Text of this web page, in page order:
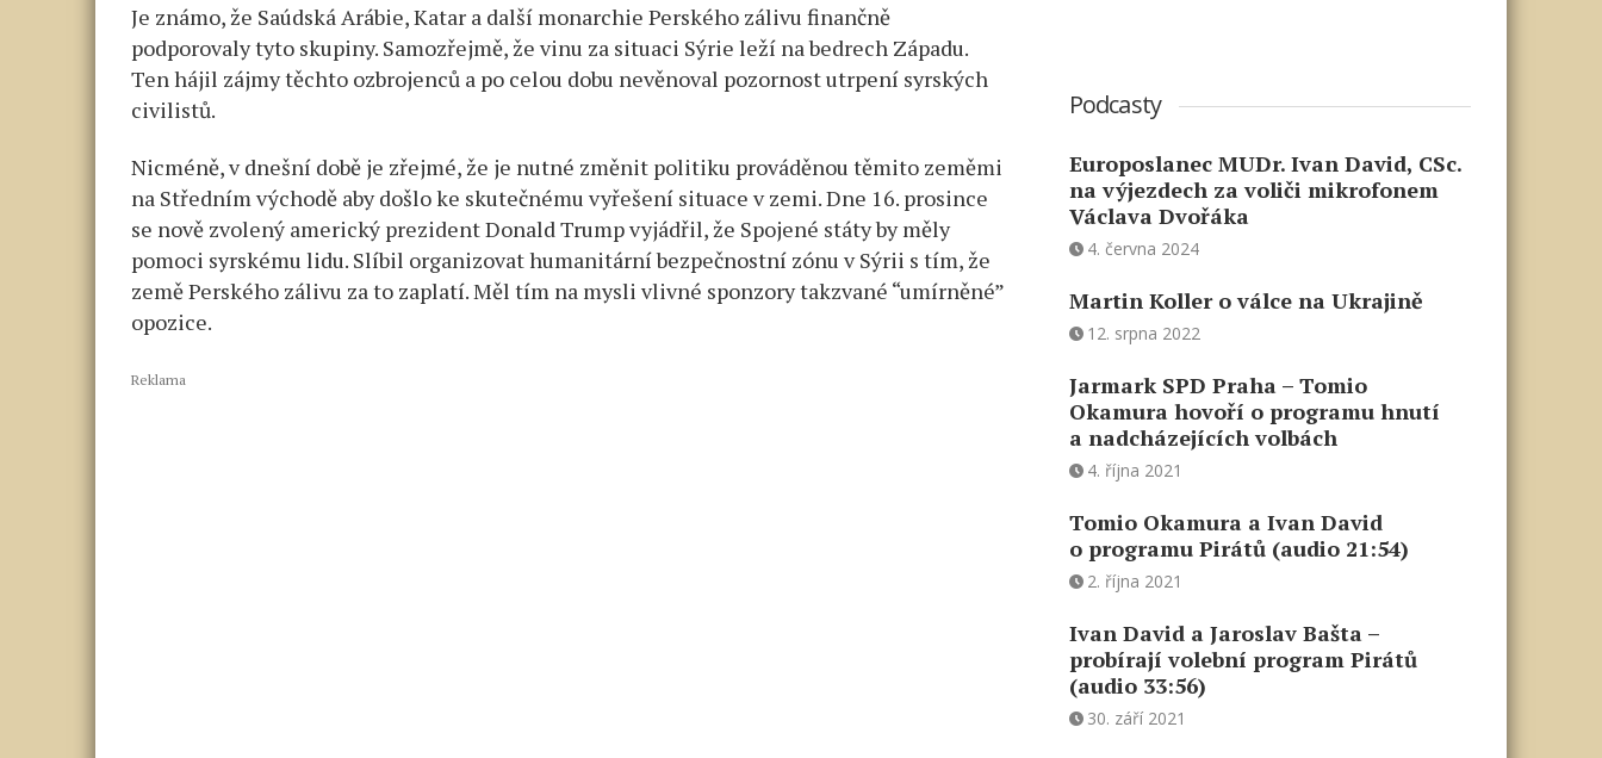
Je známo, že Saúdská Arábie, Katar a další monarchie Perského zálivu finančně
podporovaly tyto skupiny. Samozřejmě, že vinu za situaci Sýrie leží na bedrech Západu.
Ten hájil zájmy těchto ozbrojenců a po celou dobu nevěnoval pozornost utrpení syrských
civilistů.
Nicméně, v dnešní době je zřejmé, že je nutné změnit politiku prováděnou těmito zeměmi
na Středním východě aby došlo ke skutečnému vyřešení situace v zemi. Dne 16. prosince
se nově zvolený americký prezident Donald Trump vyjádřil, že Spojené státy by měly
pomoci syrskému lidu. Slíbil organizovat humanitární bezpečnostní zónu v Sýrii s tím, že
země Perského zálivu za to zaplatí. Měl tím na mysli vlivné sponzory takzvané “umírněné”
opozice.
Reklama
Podcasty
Europoslanec MUDr. Ivan David, CSc.
na výjezdech za voliči mikrofonem
Václava Dvořáka
4. června 2024
Martin Koller o válce na Ukrajině
12. srpna 2022
Jarmark SPD Praha – Tomio
Okamura hovoří o programu hnutí
a nadcházejících volbách
4. října 2021
Tomio Okamura a Ivan David
o programu Pirátů (audio 21:54)
2. října 2021
Ivan David a Jaroslav Bašta –
probírají volební program Pirátů
(audio 33:56)
30. září 2021